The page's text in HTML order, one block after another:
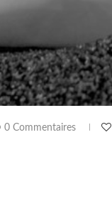
0 Commentaires